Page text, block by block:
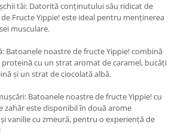
tăi: Datorită conținutului său ridicat de
Fructe Yippie! este ideal pentru menținerea
musculare.
Batoanele noastre de fructe Yippie! combină
proteină cu un strat aromat de caramel, bucăți
și un strat de ciocolată albă.
Batoanele noastre de fructe Yippie! cu
zahăr este disponibil în două arome
vanilie cu zmeură, pentru o experiență de